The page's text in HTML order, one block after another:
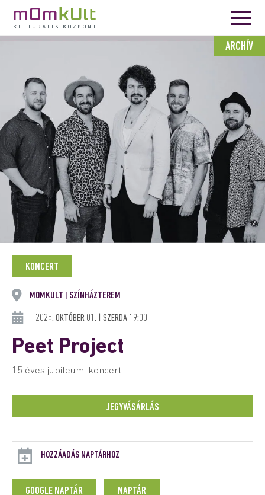
ARCHÍV
KONCERT
MOMKULT SZÍNHÁZTEREM
2025. OKTÓBER 01. | SZERDA 19:00
Peet Project
15 éves jubileumi koncert
JEGYVÁSÁRLÁS
HOZZÁADÁS NAPTÁRHOZ
GOOGLE NAPTÁR NAPTÁR